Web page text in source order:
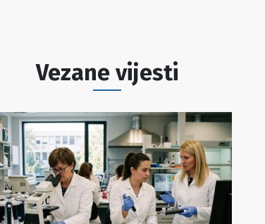
Vezane vijesti